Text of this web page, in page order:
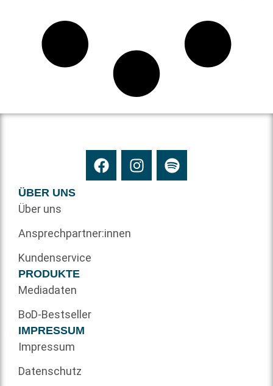
ÜBER UNS
Über uns
Ansprechpartner:innen
Kundenservice
PRODUKTE
Mediadaten
BoD-Bestseller
IMPRESSUM
Impressum
Datenschutz